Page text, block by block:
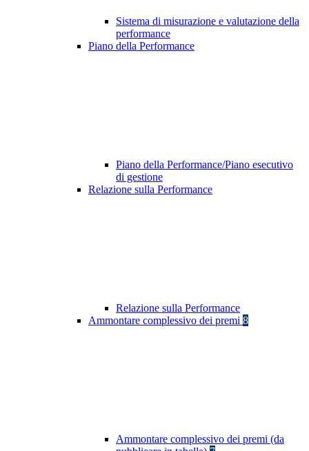
Sistema di misurazione e valutazione della
performance
Piano della Performance
Piano della Performance/Piano esecutivo
di gestione
Relazione sulla Performance
Relazione sulla Performance
Ammontare complessivo dei premi 8
Ammontare complessivo dei premi (da